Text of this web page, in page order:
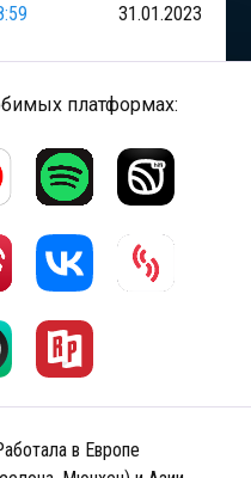
31.01.2023
платформах:
в Европе